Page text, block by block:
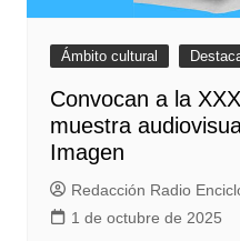
Ámbito cultural
Convocan a la
muestra
Imagen
Redacción Radio
1 de octubre de 2025